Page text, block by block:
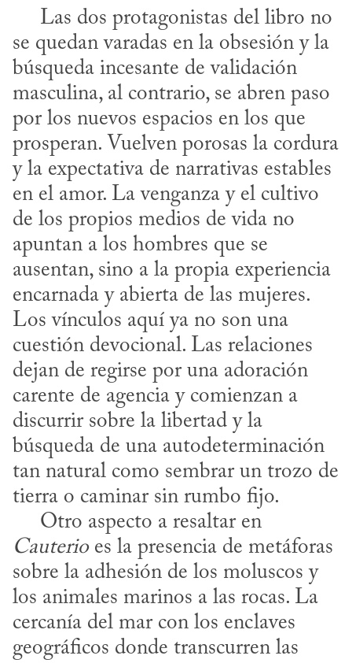
​     Las dos protagonistas del libro no
se quedan varadas en la obsesión y la
búsqueda incesante de validación
masculina, al contrario, se abren paso
por los nuevos espacios en los que
prosperan. Vuelven porosas la cordura
y la expectativa de narrativas estables
en el amor. La venganza y el cultivo
de los propios medios de vida no
apuntan a los hombres que se
ausentan, sino a la propia experiencia
encarnada y abierta de las mujeres.
Los vínculos aquí ya no son una
cuestión devocional. Las relaciones
dejan de regirse por una adoración
carente de agencia y comienzan a
discurrir sobre la libertad y la
búsqueda de una autodeterminación
tan natural como sembrar un trozo de
tierra o caminar sin rumbo fijo.
Cauterio es la presencia de metáforas
sobre la adhesión de los moluscos y
los animales marinos a las rocas. La
cercanía del mar con los enclaves
geográficos donde transcurren las